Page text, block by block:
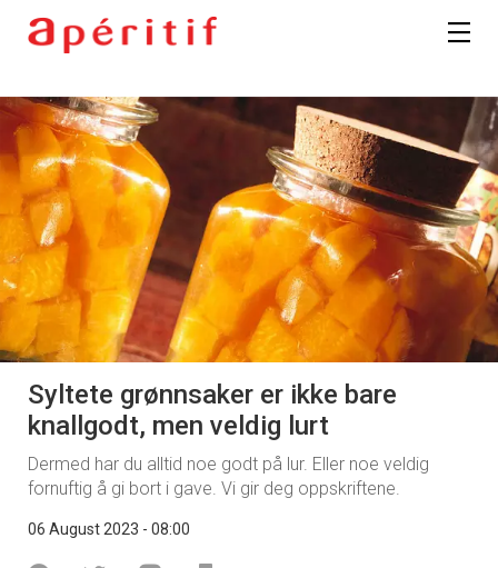
Syltete grønnsaker er ikke bare
knallgodt, men veldig lurt
Dermed har du alltid noe godt på lur. Eller noe veldig
fornuftig å gi bort i gave. Vi gir deg oppskriftene.
06 August 2023 - 08:00